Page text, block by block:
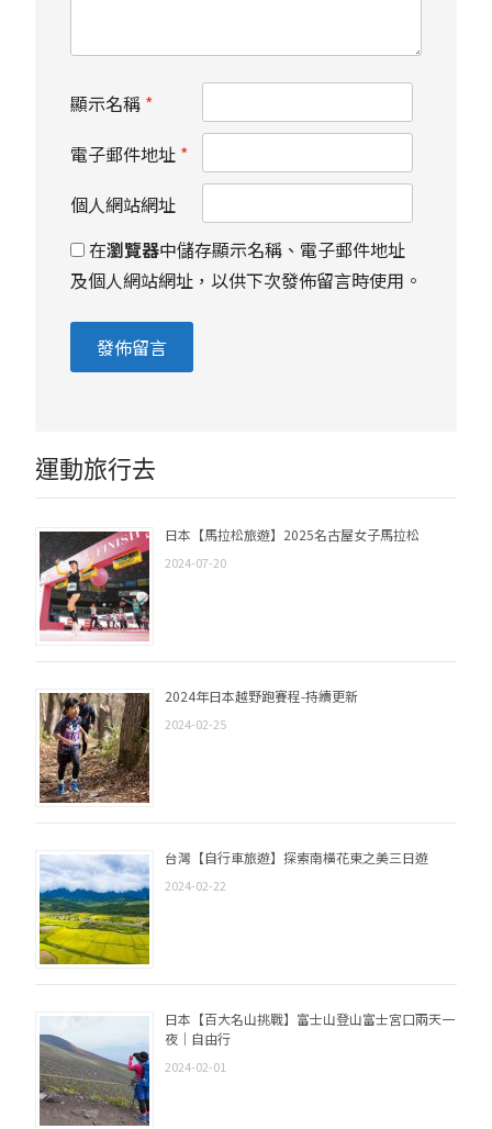
顯示名稱 *
電子郵件地址 *
個人網站網址
在瀏覽器中儲存顯示名稱、電子郵件地址
及個人網站網址，以供下次發佈留言時使用。
運動旅行去
日本【馬拉松旅遊】2025名古屋女子馬拉松
2024-07-20
2024年日本越野跑賽程-持續更新
2024-02-25
台灣【自行車旅遊】探索南橫花東之美三日遊
2024-02-22
日本【百大名山挑戰】富士山登山富士宮口兩天一
夜｜自由行
2024-02-01